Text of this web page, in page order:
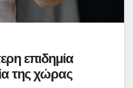
επιδημία
της χώρας